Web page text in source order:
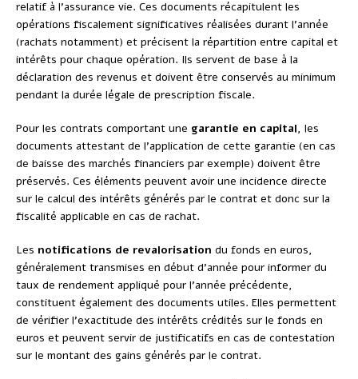
relatif à l’assurance vie. Ces documents récapitulent les
opérations fiscalement significatives réalisées durant l’année
(rachats notamment) et précisent la répartition entre capital et
intérêts pour chaque opération. Ils servent de base à la
déclaration des revenus et doivent être conservés au minimum
pendant la durée légale de prescription fiscale.
Pour les contrats comportant une garantie en capital, les
documents attestant de l’application de cette garantie (en cas
de baisse des marchés financiers par exemple) doivent être
préservés. Ces éléments peuvent avoir une incidence directe
sur le calcul des intérêts générés par le contrat et donc sur la
fiscalité applicable en cas de rachat.
Les notifications de revalorisation du fonds en euros,
généralement transmises en début d’année pour informer du
taux de rendement appliqué pour l’année précédente,
constituent également des documents utiles. Elles permettent
de vérifier l’exactitude des intérêts crédités sur le fonds en
euros et peuvent servir de justificatifs en cas de contestation
sur le montant des gains générés par le contrat.